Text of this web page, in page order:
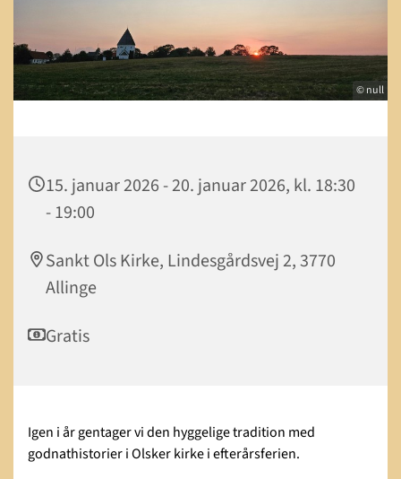
© null
15. januar 2026 - 20. januar 2026, kl. 18:30
- 19:00
Sankt Ols Kirke, Lindesgårdsvej 2, 3770
Allinge
Gratis
Igen i år gentager vi den hyggelige tradition med
godnathistorier i Olsker kirke i efterårsferien.